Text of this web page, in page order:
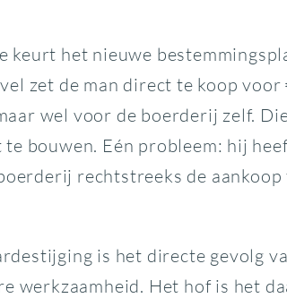
keurt het nieuwe
zet de man direct te koop
wel voor de boerderij zelf.
bouwen. Eén probleem: hij
rechtstreeks de
is het directe gevolg
werkzaamheid. Het hof is het